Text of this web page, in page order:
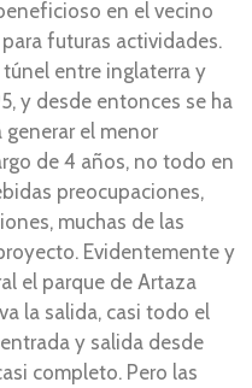
en el vecino
futuras actividades.
entre inglaterra y
y desde entonces se ha
generar el menor
de 4 años, no todo en
preocupaciones,
muchas de las
Evidentemente y
el parque de Artaza
la salida, casi todo el
y salida desde
completo. Pero las